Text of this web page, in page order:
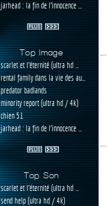
jarhead : la fin de l'innocence ...
Top Image
scarlet et l'éternité (ultra hd ...
rental family dans la vie des au...
predator badlands
minority report (ultra hd / 4k)
chien 51
jarhead : la fin de l'innocence ...
Top Son
scarlet et l'éternité (ultra hd ...
send help (ultra hd / 4k)